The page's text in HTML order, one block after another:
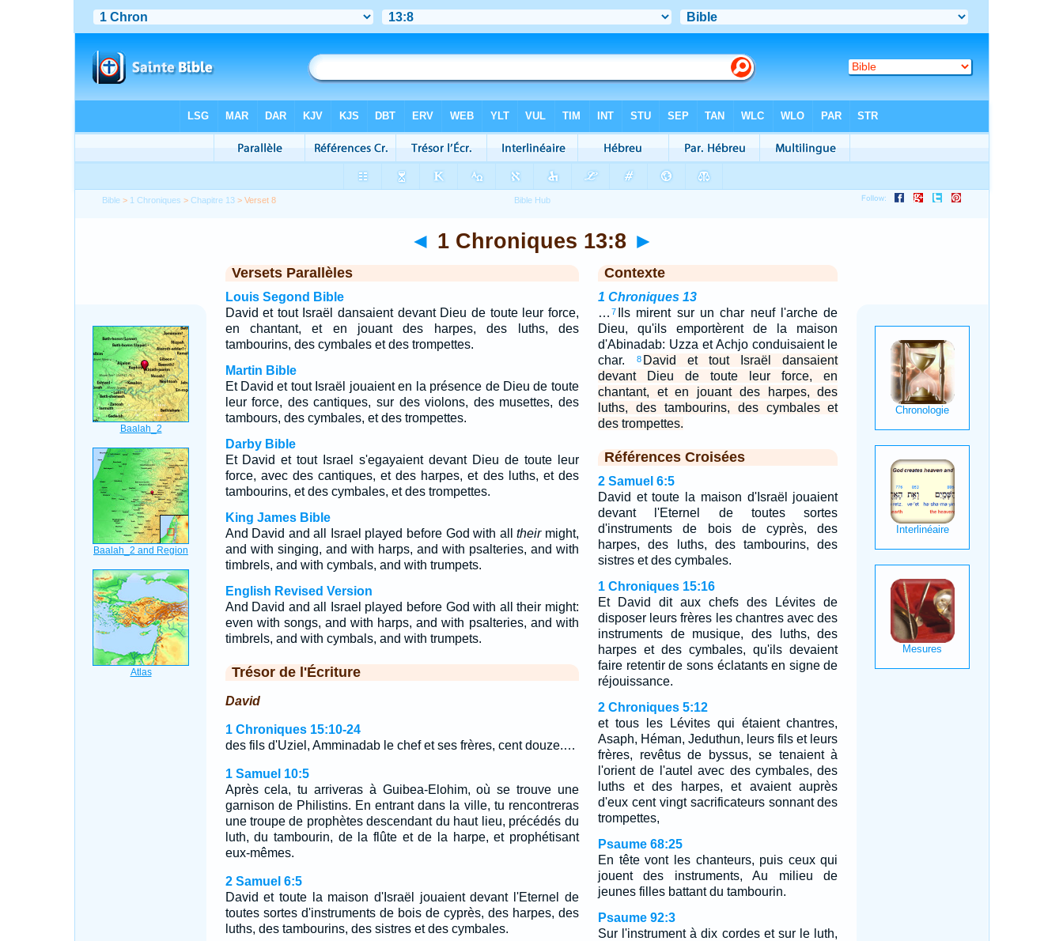
Bible > 1 Chroniques >Chapitre 13 > Verset 8
◄ 1 Chroniques 13:8 ►
Versets Parallèles
Louis Segond Bible
David et tout Israël dansaient devant Dieu de toute leur force,
en chantant, et en jouant des harpes, des luths, des
tambourins, des cymbales et des trompettes.
Martin Bible
Et David et tout Israël jouaient en la présence de Dieu de toute
leur force, des cantiques, sur des violons, des musettes, des
tambours, des cymbales, et des trompettes.
Darby Bible
Et David et tout Israel s'egayaient devant Dieu de toute leur
force, avec des cantiques, et des harpes, et des luths, et des
tambourins, et des cymbales, et des trompettes.
King James Bible
And David and all Israel played before God with alltheirmight,
and with singing, and with harps, and with psalteries, and with
timbrels, and with cymbals, and with trumpets.
English Revised Version
And David and all Israel played before God with all their might:
even with songs, and with harps, and with psalteries, and with
timbrels, and with cymbals, and with trumpets.
Trésor de l'Écriture
David
1 Chroniques 15:10-24
des fils d'Uziel, Amminadab le chef et ses frères, cent douze.…
1 Samuel 10:5
Après cela, tu arriveras à Guibea-Elohim, où se trouve une
garnison de Philistins. En entrant dans la ville, tu rencontreras
une troupe de prophètes descendant du haut lieu, précédés du
luth, du tambourin, de la flûte et de la harpe, et prophétisant
eux-mêmes.
2 Samuel 6:5
David et toute la maison d'Israël jouaient devant l'Eternel de
toutes sortes d'instruments de bois de cyprès, des harpes, des
luths, des tambourins, des sistres et des cymbales.
Contexte
1 Chroniques 13
… 7
Ils mirent sur un char neuf l'arche de
Dieu, qu'ils emportèrent de la maison
d'Abinadab: Uzza et Achjo conduisaient le
char.
8 David et tout Israël dansaient
devant Dieu de toute leur force, en
chantant, et en jouant des harpes, des
luths, des tambourins, des cymbales et
des trompettes.
Références Croisées
2 Samuel 6:5
David et toute la maison d'Israël jouaient
devant l'Eternel de toutes sortes
d'instruments de bois de cyprès, des
harpes, des luths, des tambourins, des
sistres et des cymbales.
1 Chroniques 15:16
Et David dit aux chefs des Lévites de
disposer leurs frères les chantres avec des
instruments de musique, des luths, des
harpes et des cymbales, qu'ils devaient
faire retentir de sons éclatants en signe de
réjouissance.
2 Chroniques 5:12
et tous les Lévites qui étaient chantres,
Asaph, Héman, Jeduthun, leurs fils et leurs
frères, revêtus de byssus, se tenaient à
l'orient de l'autel avec des cymbales, des
luths et des harpes, et avaient auprès
d'eux cent vingt sacrificateurs sonnant des
trompettes,
Psaume 68:25
En tête vont les chanteurs, puis ceux qui
jouent des instruments, Au milieu de
jeunes filles battant du tambourin.
Psaume 92:3
Sur l'instrument à dix cordes et sur le luth,